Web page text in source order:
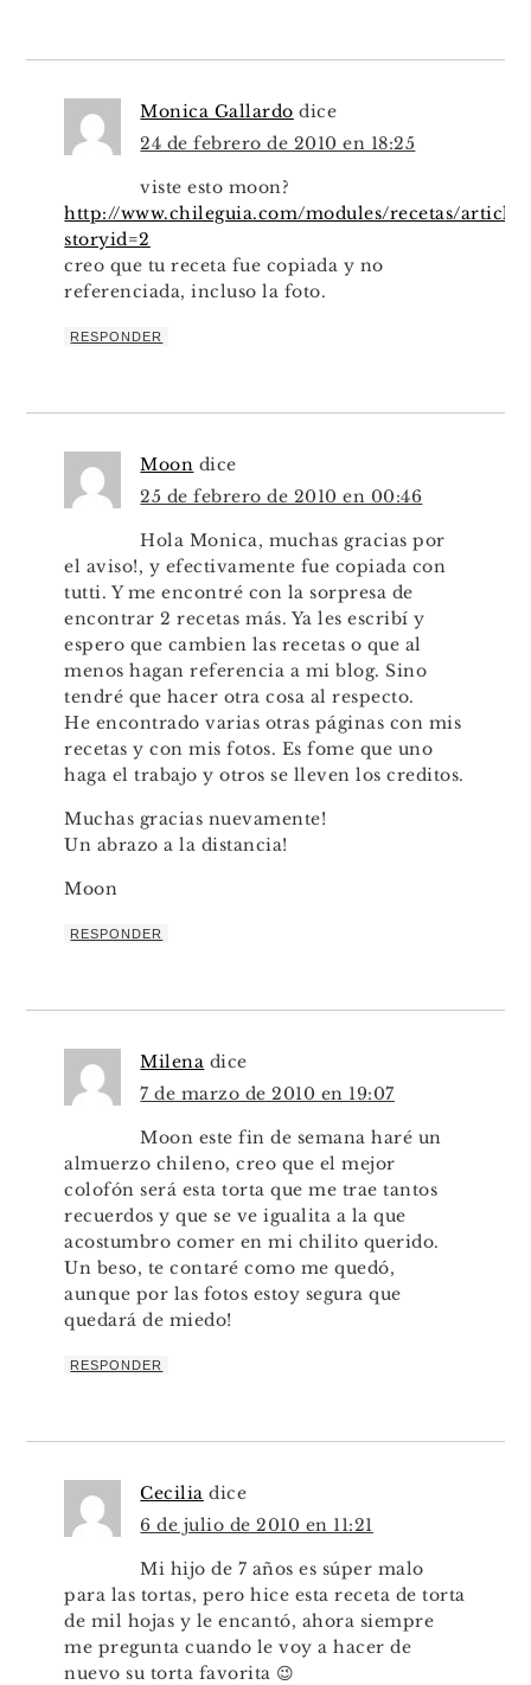
Monica Gallardo dice
24 de febrero de 2010 en 18:25
viste esto moon?
http://www.chileguia.com/modules/recetas/
storyid=2
creo que tu receta fue copiada y no
referenciada, incluso la foto.
RESPONDER
Moon dice
25 de febrero de 2010 en 00:46
Hola Monica, muchas gracias por
el aviso!, y efectivamente fue copiada con
tutti. Y me encontré con la sorpresa de
encontrar 2 recetas más. Ya les escribí y
espero que cambien las recetas o que al
menos hagan referencia a mi blog. Sino
tendré que hacer otra cosa al respecto.
He encontrado varias otras páginas con mis
recetas y con mis fotos. Es fome que uno
haga el trabajo y otros se lleven los creditos.
Muchas gracias nuevamente!
Un abrazo a la distancia!
Moon
RESPONDER
Milena dice
7 de marzo de 2010 en 19:07
Moon este fin de semana haré un
almuerzo chileno, creo que el mejor
colofón será esta torta que me trae tantos
recuerdos y que se ve igualita a la que
acostumbro comer en mi chilito querido.
Un beso, te contaré como me quedó,
aunque por las fotos estoy segura que
quedará de miedo!
RESPONDER
Cecilia dice
6 de julio de 2010 en 11:21
Mi hijo de 7 años es súper malo
para las tortas, pero hice esta receta de torta
de mil hojas y le encantó, ahora siempre
me pregunta cuando le voy a hacer de
nuevo su torta favorita 😉